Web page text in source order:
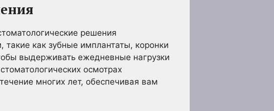
решения
как зубные имплантаты, коронки
выдерживать ежедневные нагрузки
осмотрах
многих лет, обеспечивая вам